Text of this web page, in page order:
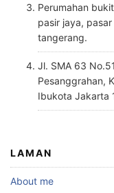
Perumahan
pasir jaya,
tangerang.
Jl. SMA 63
Pesanggrahan,
Ibukota Jakarta
LAMAN
About me